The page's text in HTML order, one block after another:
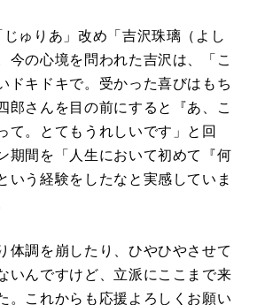
じゅりあ」改め「吉沢珠璃（よし
今の心境を問われた吉沢は、「こ
ドキドキで。受かった喜びはもち
郎さんを目の前にすると『あ、こ
て。とてもうれしいです」と回
期間を「人生において初めて『何
いう経験をしたなと実感していま
体調を崩したり、ひやひやさせて
いんですけど、立派にここまで来
。これからも応援よろしくお願い